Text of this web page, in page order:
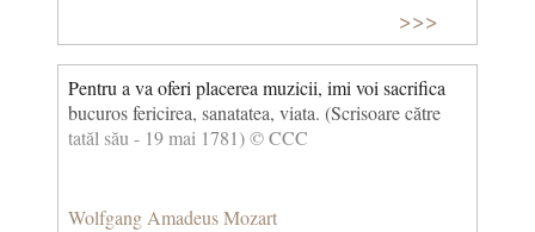
>>>
Pentru a va oferi placerea muzicii, imi voi sacrifica
bucuros fericirea, sanatatea, viata. (Scrisoare către
tatăl său - 19 mai 1781) © CCC
Wolfgang Amadeus Mozart